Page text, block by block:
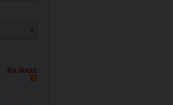
Na dotaz